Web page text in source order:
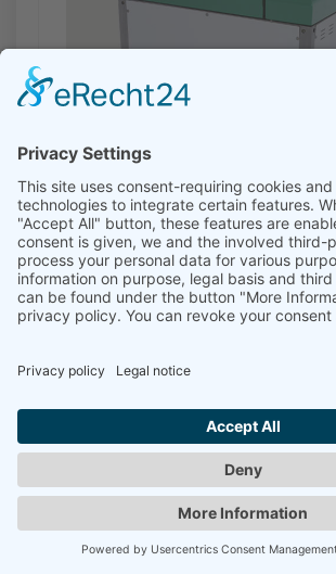
Basenhet
135 liters kammarvolym
Kammarmått: ø 500 x 660 mm